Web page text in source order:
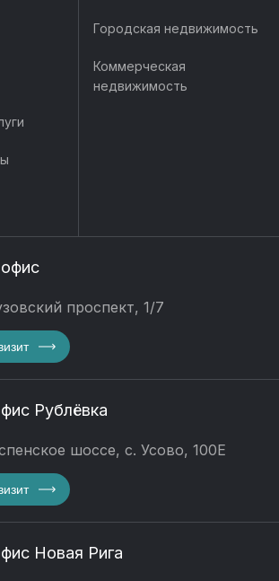
Городская недвижимость
Коммерческая
недвижимость
проспект, 1/7
Рублёвка
шоссе, с. Усово, 100Е
Новая Рига